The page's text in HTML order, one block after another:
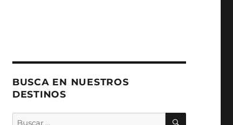
BUSCA EN NUESTROS
DESTINOS
Buscar
BUSCAR